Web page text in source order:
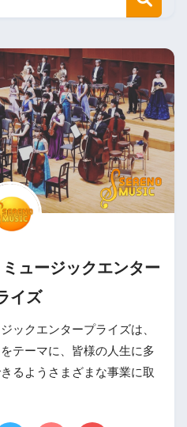
ュージックエンター
イズ
ックエンタープライズは、
テーマに、皆様の人生に多
るようさまざまな事業に取